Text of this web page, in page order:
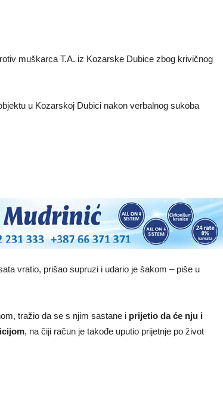
muškarca T.A. iz Kozarske Dubice zbog krivičnog
u Kozarskoj Dubici nakon verbalnog sukoba
vratio, prišao supruzi i udario je šakom – piše u
tražio da se s njim sastane i prijetio da će nju i
, na čiji račun je takođe uputio prijetnje po život